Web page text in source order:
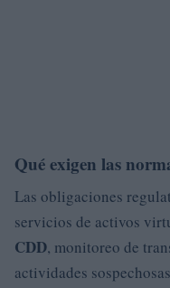
Qué exigen las
Las obligaciones
servicios de activos
CDD, monitoreo de
actividades